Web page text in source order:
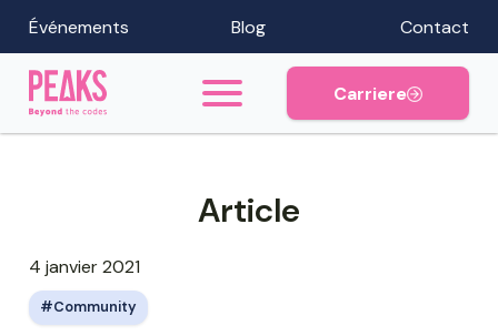
Événements Blog Contact
Carriere
Article
4 janvier 2021
Community